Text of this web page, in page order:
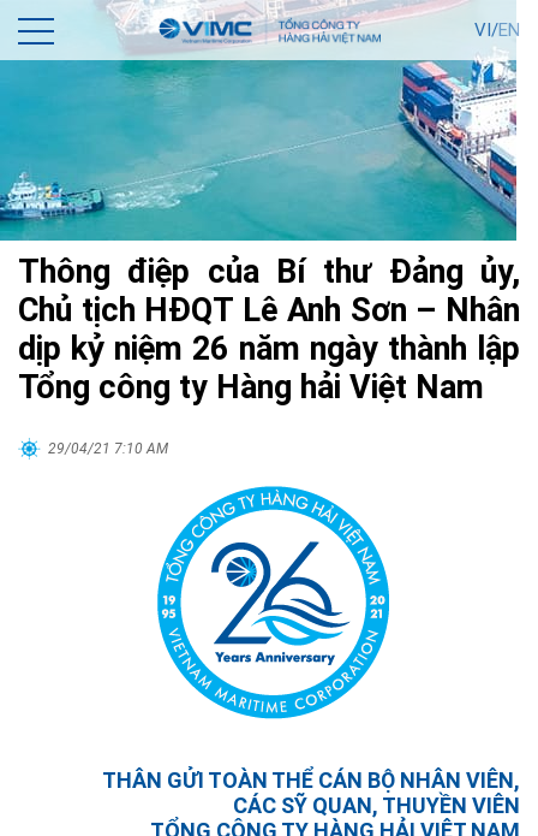
VI/EN
Thông điệp của Bí thư Đảng ủy,
Chủ tịch HĐQT Lê Anh Sơn – Nhân
dịp kỷ niệm 26 năm ngày thành lập
Tổng công ty Hàng hải Việt Nam
29/04/21 7:10 AM
THÂN GỬI TOÀN THỂ CÁN BỘ NHÂN VIÊN,
CÁC SỸ QUAN, THUYỀN VIÊN
TỔNG CÔNG TY HÀNG HẢI VIỆT NAM